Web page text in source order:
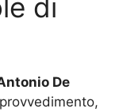
di
De